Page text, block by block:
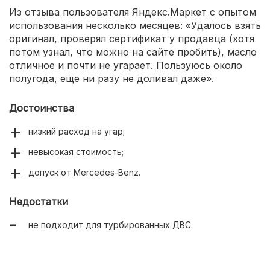
Из отзыва пользователя Яндекс.Маркет с опытом
использования несколько месяцев: «Удалось взять
оригинал, проверял сертификат у продавца (хотя
потом узнал, что можно на сайте пробить), масло
отличное и почти не угарает. Пользуюсь около
полугода, еще ни разу не доливал даже».
Достоинства
низкий расход на угар;
невысокая стоимость;
допуск от Mercedes-Benz.
Недостатки
не подходит для турбированных ДВС.